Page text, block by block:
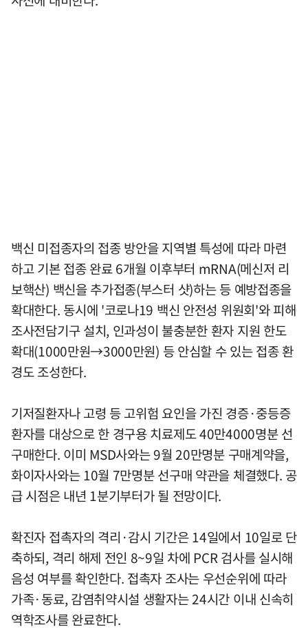
백신 미접종자의 접종 방안을 지역별 특성에 따라 마련
하고 기본 접종 완료 6개월 이후부터 mRNA(메신저 리
보핵산) 백신을 추가접종(부스터 샷)하는 등 예방접종을
확대한다. 동시에 '코로나19 백신 안전성 위원회'와 피해
조사전담기구 설치, 인과성이 불충분한 환자 지원 한도
확대(1000만원→3000만원) 등 안심할 수 있는 접종 환
경도 조성한다.
기저질환자나 고령 등 고위험 요인을 가진 경증·중등증
환자를 대상으로 한 경구용 치료제도 40만4000명분 선
구매한다. 이미 MSD사와는 9월 20만명분 구매계약을,
화이자사와는 10월 7만명분 선구매 약관을 체결했다. 공
급 시점은 내년 1분기부터가 될 전망이다.
확진자 접촉자의 격리·감시 기간은 14일에서 10일로 단
축하되, 격리 해제 전인 8~9일 차에 PCR 검사를 실시해
음성 여부를 확인한다. 접촉자 조사는 우선순위에 따라
가족·동료, 감염취약시설 생활자는 24시간 이내 신속히
역학조사를 완료한다.